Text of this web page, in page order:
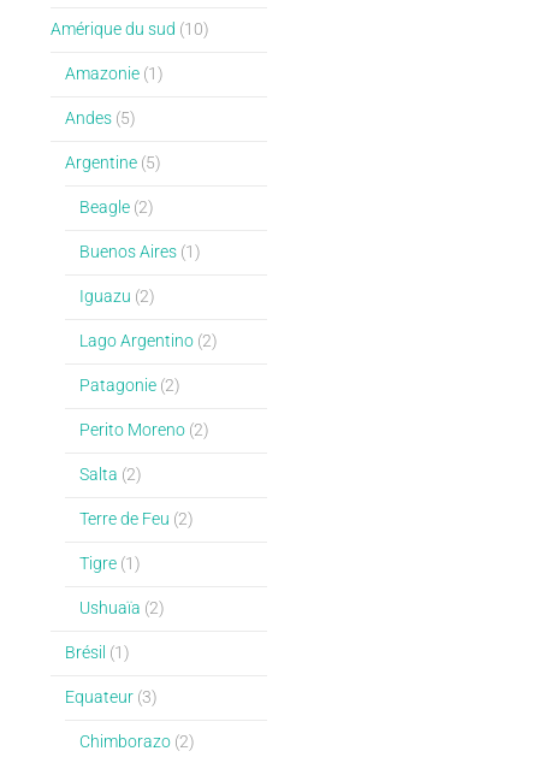
Amérique du sud (10)
Amazonie(1)
Andes(5)
Argentine(5)
Beagle(2)
Buenos Aires(1)
Iguazu (2)
Lago Argentino(2)
Patagonie(2)
Perito Moreno(2)
Salta (2)
Terre de Feu (2)
Tigre(1)
Ushuaïa (2)
Brésil (1)
Equateur(3)
Chimborazo(2)